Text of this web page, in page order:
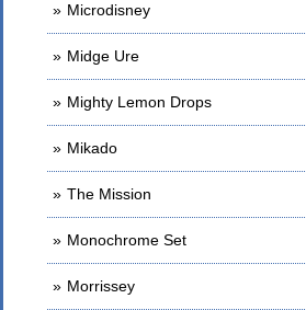
Microdisney
Midge Ure
Mighty Lemon Drops
Mikado
The Mission
Monochrome Set
Morrissey